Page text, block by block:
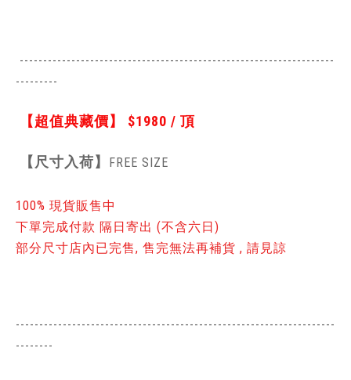
-------------------------------------------------------------------
---------
【超值典藏價】 $1980 / 頂
【 尺寸入荷】 FREE SIZE
100% 現貨販售中
下單完成付款 隔日寄出 (不含六日)
部分尺寸店內已完售, 售完無法再補貨 , 請見諒
--------------------------------------------------------------------
--------